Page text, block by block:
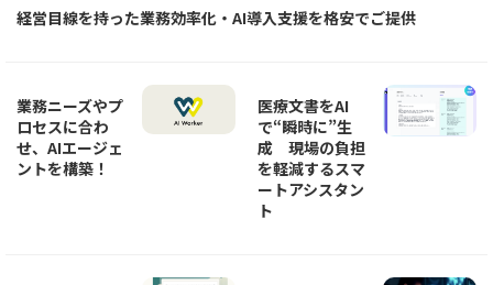
経営目線を持った業務効率化・AI導入支援を格安でご提供
業務ニーズやプ
ロセスに合わ
せ、AIエージェ
ントを構築！
医療文書をAI
で“瞬時に”生
成 現場の負担
を軽減するスマ
ートアシスタン
ト